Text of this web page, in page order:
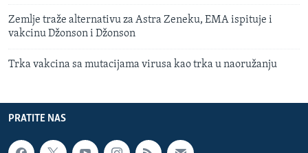
Zemlje traže alternativu za Astra Zeneku, EMA ispituje i
vakcinu Džonson i Džonson
Trka vakcina sa mutacijama virusa kao trka u naoružanju
PRATITE NAS